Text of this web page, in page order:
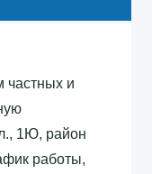
и
1Ю, район
работы,